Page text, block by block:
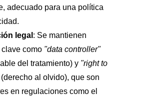
adecuado para una política
legal : Se mantienen
como "data controller"
del tratamiento) y "right to
al olvido), que son
en regulaciones como el